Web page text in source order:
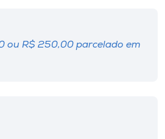
ou R$ 250,00 parcelado em